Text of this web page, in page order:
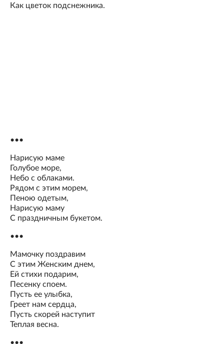
Как цветок подснежника.
•••
Нарисую маме
Голубое море,
Небо с облаками.
Рядом с этим морем,
Пеною одетым,
Нарисую маму
С праздничным букетом.
•••
Мамочку поздравим
С этим Женским днем,
Ей стихи подарим,
Песенку споем.
Пусть ее улыбка,
Греет нам сердца,
Пусть скорей наступит
Теплая весна.